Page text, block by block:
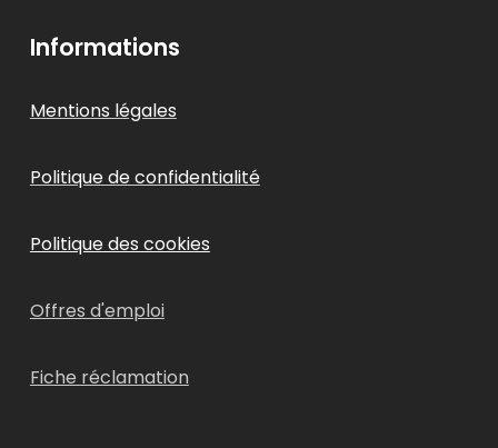
Informations
Mentions légales
Politique de confidentialité
Politique des cookies
Offres d'emploi
Fiche réclamation